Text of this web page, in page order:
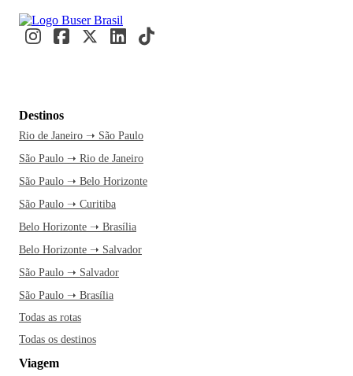
Destinos
Rio de Janeiro ➝ São Paulo
São Paulo ➝ Rio de Janeiro
São Paulo ➝ Belo Horizonte
São Paulo ➝ Curitiba
Belo Horizonte ➝ Brasília
Belo Horizonte ➝ Salvador
São Paulo ➝ Salvador
São Paulo ➝ Brasília
Todas as rotas
Todas os destinos
Viagem